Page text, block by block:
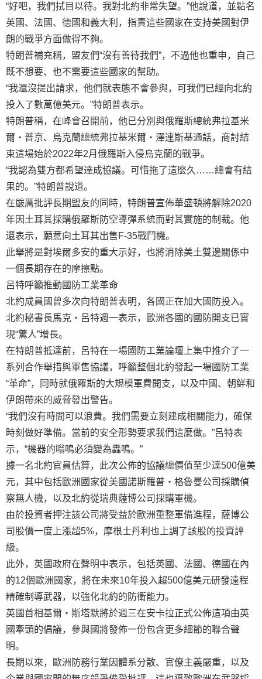
“好吧，我們拭目以待。我對北約非常失望。”他說道，並點名
英國、法國、德國和義大利，指責這些國家在支持美國對伊
朗的戰爭方面做得不夠。
特朗普補充稱，盟友們“沒有善待我們”，不過他也重申，自己
既不想要、也不需要這些國家的幫助。
“我還沒提出請求，他們就表態不會參與，可我們已經向北約
投入了數萬億美元。”特朗普表示。
特朗普稱，在峰會召開前，他已分別與俄羅斯總統弗拉基米
爾・普京、烏克蘭總統弗拉基米爾・澤連斯基通話，商討結
束這場始於2022年2月俄羅斯入侵烏克蘭的戰爭。
“我認為雙方都希望達成協議。可惜拖了這麼久……總會有結
果的。”特朗普說道。
在嚴厲批評長期盟友的同時，特朗普宣佈華盛頓將解除2020
年因土耳其採購俄羅斯防空導彈系統而對其實施的制裁。他
還表示，願意向土耳其出售F-35戰鬥機。
此舉將是對埃爾多安的重大示好，也將消除美土雙邊關係中
一個長期存在的摩擦點。
呂特呼籲推動國防工業革命
北約成員國曾多次向特朗普表明，各國正在加大國防投入。
北約秘書長馬克・呂特週一表示，歐洲各國的國防開支已實
現“驚人”增長。
在特朗普抵達前，呂特在一場國防工業論壇上集中推介了一
系列合作舉措與軍售協議，呼籲整個北約發起一場國防工業
“革命”，同時就俄羅斯的大規模軍費開支，以及中國、朝鮮和
伊朗帶來的威脅發出警告。
“我們沒有時間可以浪費。我們需要立刻建成相關能力，確保
時刻做好準備。當前的安全形勢要求我們這麼做。”呂特表
示，“機器的嗡鳴必須變為轟鳴。”
據一名北約官員估算，此次公佈的協議總價值至少達500億美
元，其中包括歐洲國家從美國諾斯羅普・格魯曼公司採購偵
察無人機，以及北約從瑞典薩博公司採購軍機。
由於投資者押注該公司將受益於歐洲重整軍備進程，薩博公
司股價一度上漲超5%，摩根士丹利也上調了該股的投資評
級。
此外，英國政府在聲明中表示，包括英國、法國、德國在內
的12個歐洲國家，將在未來10年投入超500億美元研發遠程
精確制導武器，以強化北約的防衛能力。
英國首相基爾・斯塔默將於週三在安卡拉正式公佈這項由英
國牽頭的倡議，參與國將發佈一份包含更多細節的聯合聲
明。
長期以來，歐洲防務行業因體系分散、官僚主義嚴重，以及